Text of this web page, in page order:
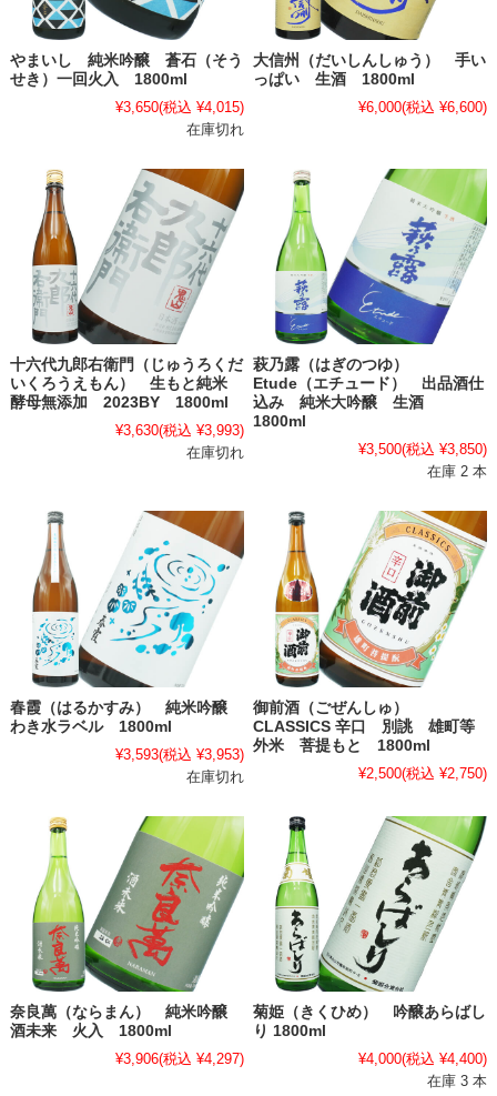
やまいし 純米吟醸 蒼石（そう
せき）一回火入 1800ml
¥3,650(税込 ¥4,015)
在庫切れ
大信州（だいしんしゅう） 手い
っぱい 生酒 1800ml
¥6,000(税込 ¥6,600)
十六代九郎右衛門（じゅうろくだ
いくろうえもん） 生もと純米
酵母無添加 2023BY 1800ml
¥3,630(税込 ¥3,993)
在庫切れ
萩乃露（はぎのつゆ）
Etude（エチュード） 出品酒仕
込み 純米大吟醸 生酒
1800ml
¥3,500(税込 ¥3,850)
在庫 2 本
春霞（はるかすみ） 純米吟醸
わき水ラベル 1800ml
¥3,593(税込 ¥3,953)
在庫切れ
御前酒（ごぜんしゅ）
CLASSICS 辛口 別誂 雄町等
外米 菩提もと 1800ml
¥2,500(税込 ¥2,750)
奈良萬（ならまん） 純米吟醸
酒未来 火入 1800ml
¥3,906(税込 ¥4,297)
菊姫（きくひめ） 吟醸あらばし
り 1800ml
¥4,000(税込 ¥4,400)
在庫 3 本